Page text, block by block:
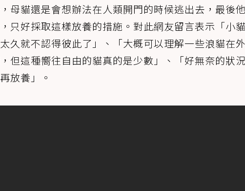
母貓還是會想辦法在人類開門的時候逃出去，最後
只好採取這樣放養的措施。對此網友留言表示「小
久就不認得彼此了」、「大概可以理解一些浪貓在
但這種嚮往自由的貓真的是少數」、「好無奈的狀
放養」。